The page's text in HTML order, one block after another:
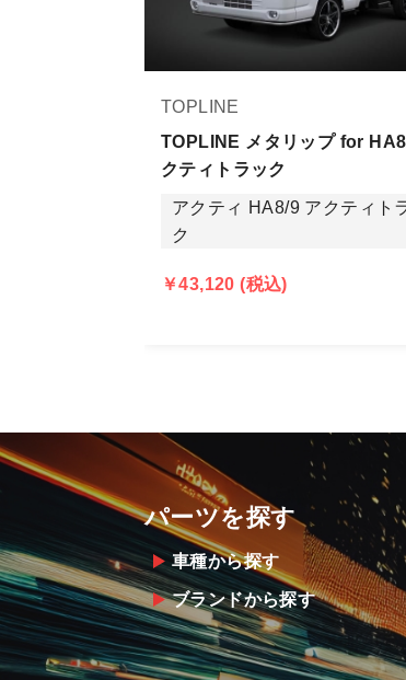
お届け商品について
商品到着後は速やかに開
万一、商品に不具合があっ
なお、塗装・加工・装着
商品の不具合や状況は写
尚、やむを得ず同等品・代
お客様のお支払い方法に
TOPLINE
TOPLINE メタリップ for
クティトラック
アクティ HA8/9 アクティト
ク
￥43,120 (税込)
パーツを探す
車種から探す
ブランドから探す